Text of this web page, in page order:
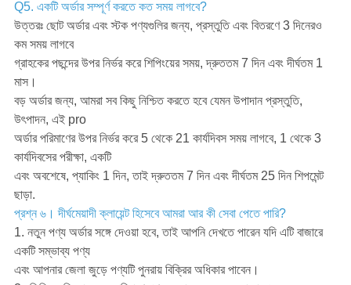
Q5. একটি অর্ডার সম্পূর্ণ করতে কত সময় লাগবে?
উত্তরঃ ছোট অর্ডার এবং স্টক পণ্যগুলির জন্য, প্রস্তুতি এবং বিতরণে 3 দিনেরও
কম সময় লাগবে
গ্রাহকের পছন্দের উপর নির্ভর করে শিপিংয়ের সময়, দ্রুততম 7 দিন এবং দীর্ঘতম 1
মাস।
বড় অর্ডার জন্য, আমরা সব কিছু নিশ্চিত করতে হবে যেমন উপাদান প্রস্তুতি,
উৎপাদন, এই pro
অর্ডার পরিমাণের উপর নির্ভর করে 5 থেকে 21 কার্যদিবস সময় লাগবে, 1 থেকে 3
কার্যদিবসের পরীক্ষা, একটি
এবং অবশেষে, প্যাকিং 1 দিন, তাই দ্রুততম 7 দিন এবং দীর্ঘতম 25 দিন শিপমেন্ট
ছাড়া.
প্রশ্ন ৬। দীর্ঘমেয়াদী ক্লায়েন্ট হিসেবে আমরা আর কী সেবা পেতে পারি?
1. নতুন পণ্য অর্ডার সঙ্গে দেওয়া হবে, তাই আপনি দেখতে পারেন যদি এটি বাজারে
একটি সম্ভাব্য পণ্য
এবং আপনার জেলা জুড়ে পণ্যটি পুনরায় বিক্রির অধিকার পাবেন।